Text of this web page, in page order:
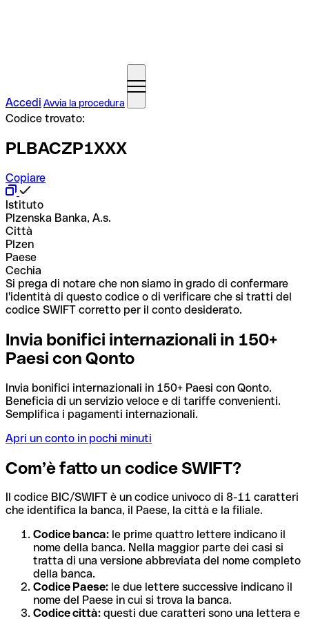
Accedi Avvia la procedura
Codice trovato:
PLBACZP1XXX
Copiare
Istituto
Plzenska Banka, A.s.
Città
Plzen
Paese
Cechia
Si prega di notare che non siamo in grado di confermare
l'identità di questo codice o di verificare che si tratti del
codice SWIFT corretto per il conto desiderato.
Invia bonifici internazionali in 150+
Paesi con Qonto
Invia bonifici internazionali in 150+ Paesi con Qonto.
Beneficia di un servizio veloce e di tariffe convenienti.
Semplifica i pagamenti internazionali.
Apri un conto in pochi minuti
Com’è fatto un codice SWIFT?
Il codice BIC/SWIFT è un codice univoco di 8-11 caratteri
che identifica la banca, il Paese, la città e la filiale.
Codice banca: le prime quattro lettere indicano il
nome della banca. Nella maggior parte dei casi si
tratta di una versione abbreviata del nome completo
della banca.
Codice Paese: le due lettere successive indicano il
nome del Paese in cui si trova la banca.
Codice città: questi due caratteri sono una lettera e